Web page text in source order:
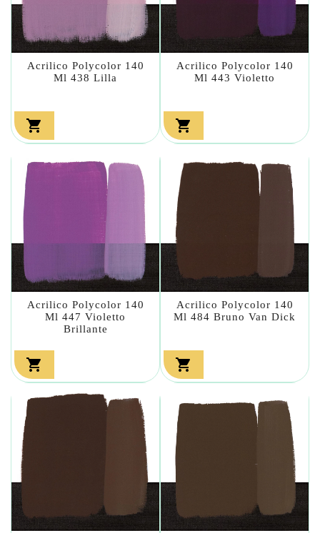
Acrilico Polycolor 140
Ml 438 Lilla

Acrilico Polycolor 140
Ml 443 Violetto

Acrilico Polycolor 140
Ml 447 Violetto
Brillante

Acrilico Polycolor 140
Ml 484 Bruno Van Dick
